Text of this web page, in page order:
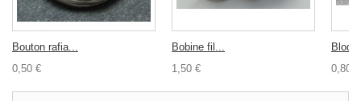
Bouton rafia...
0,50 €
Bobine fil...
1,50 €
0,80 €